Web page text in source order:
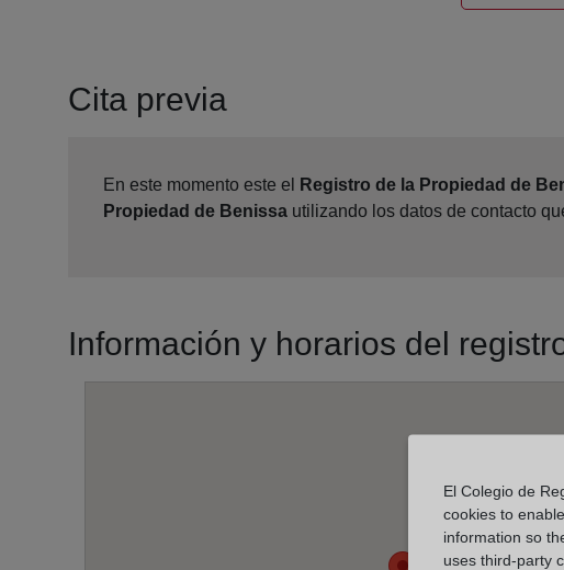
Cita previa
En este momento este el Registro de la Propiedad de
Propiedad de Benissa utilizando los datos de contacto
Información y horarios del
El Colegio de
cookies to
information so
uses third-party